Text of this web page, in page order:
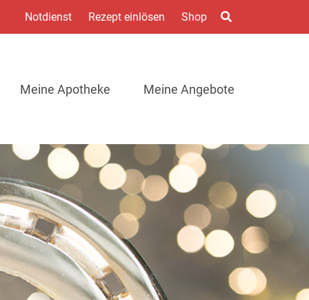
Notdienst Rezept einlösen Shop
Meine Apotheke Meine Angebote